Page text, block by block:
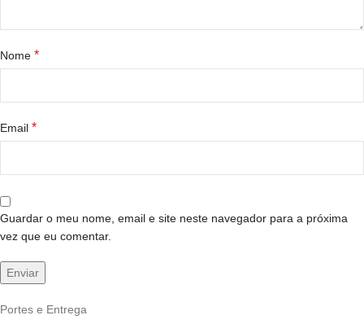
Nome *
Email *
Guardar o meu nome, email e site neste navegador para a próxima
vez que eu comentar.
Portes e Entrega